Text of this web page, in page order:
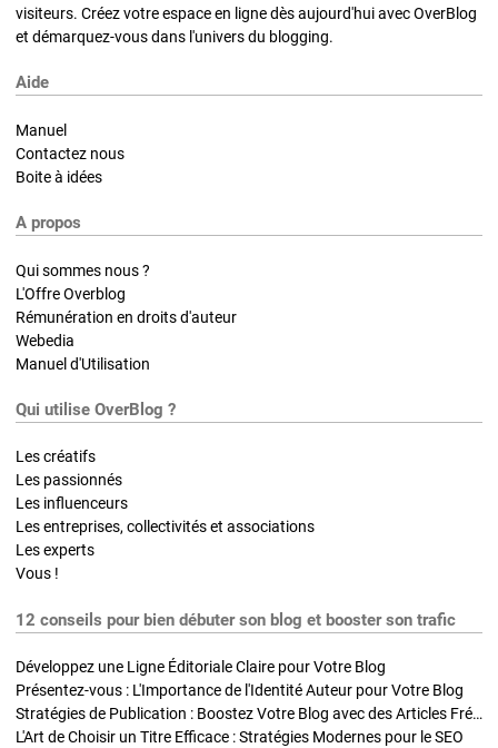
visiteurs. Créez votre espace en ligne dès aujourd'hui avec OverBlog
et démarquez-vous dans l'univers du blogging.
Aide
Manuel
Contactez nous
Boite à idées
A propos
Qui sommes nous ?
L'Offre Overblog
Rémunération en droits d'auteur
Webedia
Manuel d'Utilisation
Qui utilise OverBlog ?
Les créatifs
Les passionnés
Les influenceurs
Les entreprises, collectivités et associations
Les experts
Vous !
12 conseils pour bien débuter son blog et booster son trafic
Développez une Ligne Éditoriale Claire pour Votre Blog
Présentez-vous : L'Importance de l'Identité Auteur pour Votre Blog
Stratégies de Publication : Boostez Votre Blog avec des Articles Fréquents et Exclusifs
L'Art de Choisir un Titre Efficace : Stratégies Modernes pour le SEO